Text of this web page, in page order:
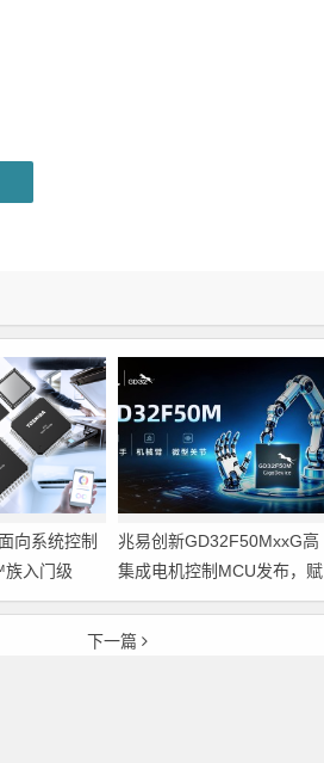
向系统控制
入门级
的标准微控
兆易创新GD32F50MxxG高
集成电机控制MCU发布，赋
能人形机器人关节驱动革新
下一篇